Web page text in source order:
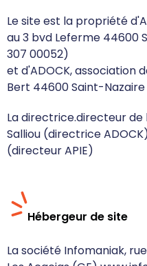
Le site est la propriété
au 3 bvd Leferme 44600
307 00052)
et d'ADOCK, association
Bert 44600 Saint-Nazaire
La directrice.directeur
Salliou (directrice
(directeur APIE)
Hébergeur de site
La société Infomaniak,